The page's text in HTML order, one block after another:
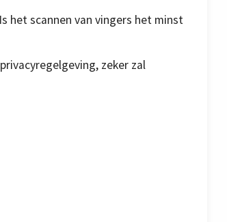
het scannen van vingers het minst
zeker zal